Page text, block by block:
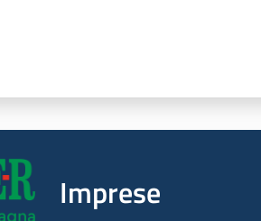
Imprese